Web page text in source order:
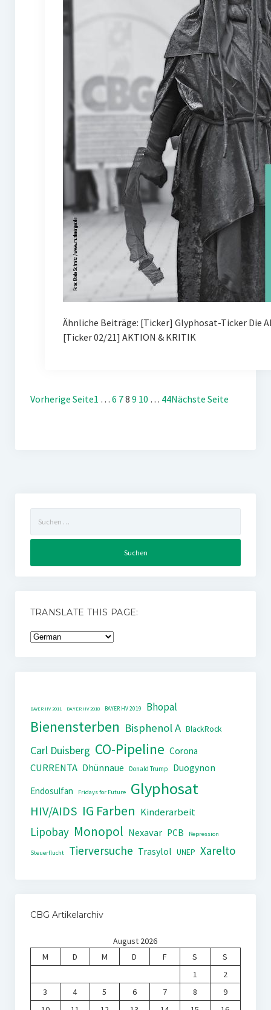
Ähnliche Beiträge: [Ticker] Glyphosat-Ticker Die
[Ticker 02/21] AKTION & KRITIK
Vorherige Seite1 … 6 78 9 10 … 44Nächste Seite
nach:
TRANSLATE THIS PAGE:
BAYER HV 2011 BAYER HV 2018 BAYER HV 2019 Bhopal
Bienensterben Bisphenol A BlackRock
Carl Duisberg CO-Pipeline Corona
CURRENTA Dhünnaue Donald Trump
Duogynon
Endosulfan
Fridays for Future Glyphosat
HIV/AIDS IG Farben Kinderarbeit
Lipobay Monopol Nexavar PCB Repression
Steuerflucht Tierversuche Trasylol UNEP Xarelto
CBG Artikelarchiv
August 2026
M
D M D F S
S
1
2
3
4 5 6 7 8
9